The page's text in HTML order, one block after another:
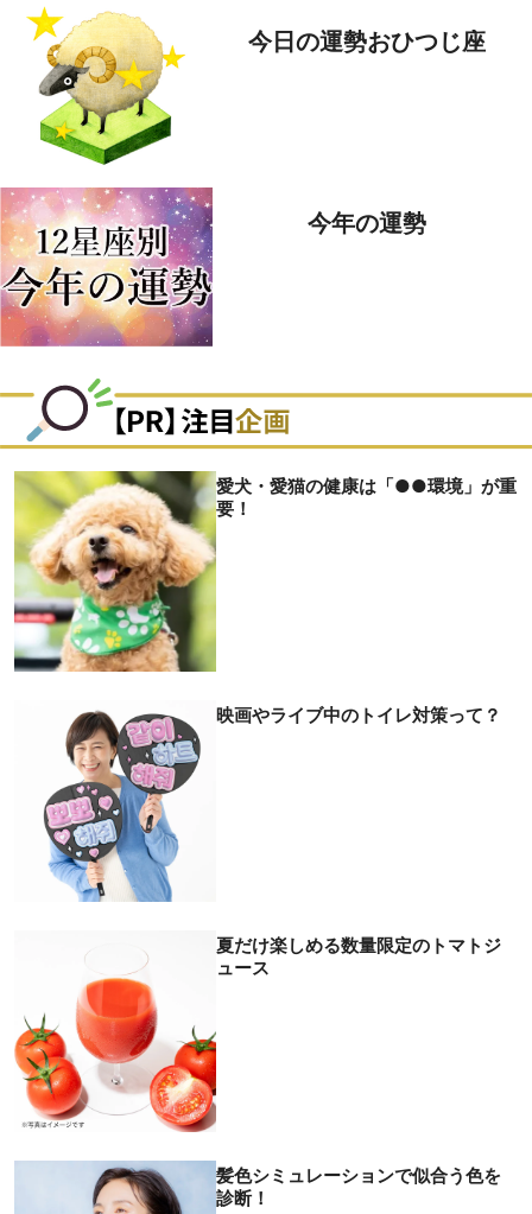
今日の運勢おひつじ座
今年の運勢
愛犬・愛猫の健康は「●●環境」が重
要！
映画やライブ中のトイレ対策って？
夏だけ楽しめる数量限定のトマトジ
ュース
髪色シミュレーションで似合う色を
診断！